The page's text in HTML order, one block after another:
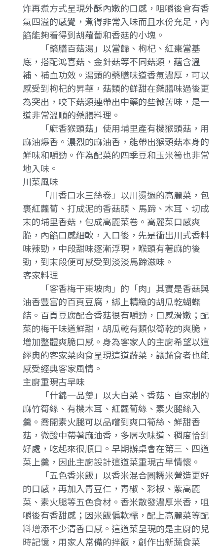
炸再煮方式呈現外酥內嫩的口感，咀嚼後會有香
氣四溢的感覺，煮得非常入味而且水份充足，內
餡能夠看得到胡蘿蔔和香菇的小塊。
「藥膳百菇湯」以當歸、枸杞、紅棗當基
底，搭配鴻喜菇、金針菇等不同菇類，蘊含溫
補、補血功效。湯頭的藥膳味道香氣濃厚，可以
感受到枸杞的昇華，菇類的鮮甜在藥膳味過後更
為突出，咬下菇類連帶出中藥的些微苦味，是一
道非常溫順的藥膳料理。
「麻香猴頭菇」使用埔里產有機猴頭菇，用
麻油爆香。濃烈的麻油香，能帶出猴頭菇本身的
鮮味和嚼勁。作為配菜的四季豆和玉米筍也非常
地入味。
川菜風味
「川香口水三絲卷」以川燙過的高麗菜，包
裹紅蘿蔔、打成泥的香菇頭、馬蹄、木耳、切成
末的埔里香菇，包成高麗菜卷。高麗菜口感爽
脆，內餡口感細軟，入口後，先是衝出川式香料
味辣勁，中段甜味逐漸浮現，喉頭有著麻的後
勁，到末段便可感受到淡淡馬蹄滋味。
客家料理
「客香梅干東坡肉」的「肉」其實是香菇與
油香豐富的百頁豆腐，綁上精緻的胡瓜乾蝴蝶
結。百頁豆腐配合香菇很有嚼勁，口感滑嫩；配
菜的梅干味道鮮甜，胡瓜乾有類似筍乾的爽脆，
增加整體爽脆口感。身為客家人的主廚希望以這
經典的客家菜肉食呈現這道蔬菜，讓蔬食者也能
感受經典客家風情。
主廚重現古早味
「什錦一品羹」以大白菜、香菇、自家制的
麻竹筍絲、有機木耳、紅蘿蔔絲、素火腿絲入
羹。喬開素火腿可以品嚐到爽口筍絲、鮮甜香
菇，微酸中帶著麻油香，多層次味道、稠度恰到
好處，吃起來很順口。早期辦桌會在第三、四道
菜上羹，因此主廚設計這道菜重現古早情懷。
「五色香米飯」以香米混合圓糯米營造更好
的口感，再加入青豆仁，青椒、彩椒、紫高麗
菜、素火腿等五色食材。香米散發濃厚米香，咀
嚼後有香甜感；因米飯偏軟糯，配上高麗菜等配
料增添不少清香口感。這道菜呈現的是主廚的兒
時記憶，用家人常備的拌飯，創作出新蔬食菜